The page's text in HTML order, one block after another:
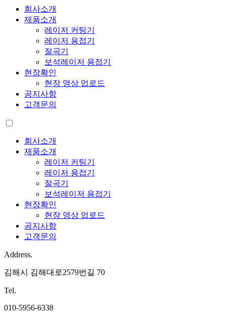
회사소개
제품소개
레이저 커팅기
레이저 용접기
절곡기
보석레이저 용접기
현장확인
현장 영상 업로드
공지사항
고객문의
회사소개
제품소개
레이저 커팅기
레이저 용접기
절곡기
보석레이저 용접기
현장확인
현장 영상 업로드
공지사항
고객문의
Address.
김해시 김해대로2579번길 70
Tel.
010-5956-6338